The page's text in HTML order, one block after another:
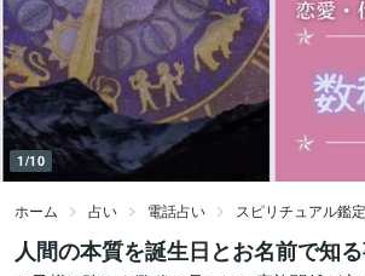
1/10
ホーム 占い 電話占い スピリチュアル鑑定
人間の本質を誕生日とお名前で知